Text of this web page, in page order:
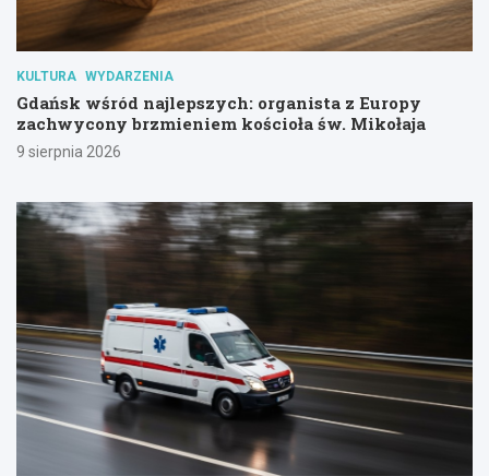
KULTURA WYDARZENIA
Gdańsk wśród najlepszych: organista z Europy
zachwycony brzmieniem kościoła św. Mikołaja
9 sierpnia 2026